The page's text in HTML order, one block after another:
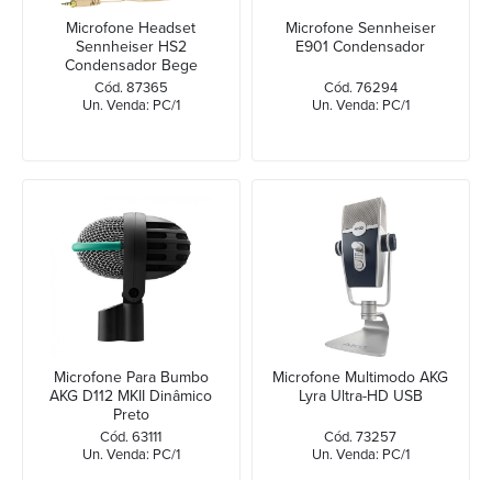
Microfone Headset
Sennheiser HS2
Condensador Bege
Cód. 87365
Un. Venda: PC/1
Microfone Sennheiser
E901 Condensador
Cód. 76294
Un. Venda: PC/1
Microfone Para Bumbo
AKG D112 MKII Dinâmico
Preto
Cód. 63111
Un. Venda: PC/1
Microfone Multimodo AKG
Lyra Ultra-HD USB
Cód. 73257
Un. Venda: PC/1